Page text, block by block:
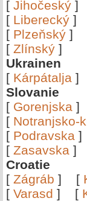
[ Jihočeský ]
[ Liberecký ]
[ Plzeňský ]
[ Zlínský ]
Ukrainen
[ Kárpátalja ]
Slovanie
[ Gorenjska ]
[ Notranjsko-
[ Podravska ]
[ Zasavska ]
Croatie
[ Zágráb ] [
[ Varasd ] [